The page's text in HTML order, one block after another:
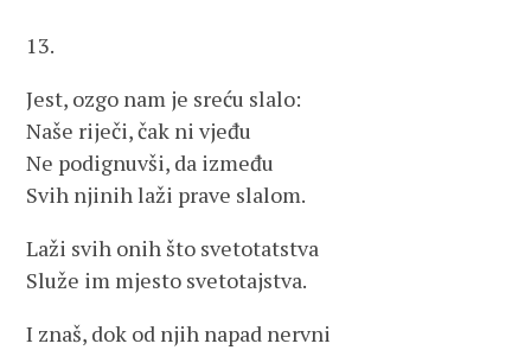
13.
Jest, ozgo nam je sreću slalo:
Naše riječi, čak ni vjeđu
Ne podignuvši, da između
Svih njinih laži prave slalom.
Laži svih onih što svetotatstva
Služe im mjesto svetotajstva.
I znaš, dok od njih napad nervni